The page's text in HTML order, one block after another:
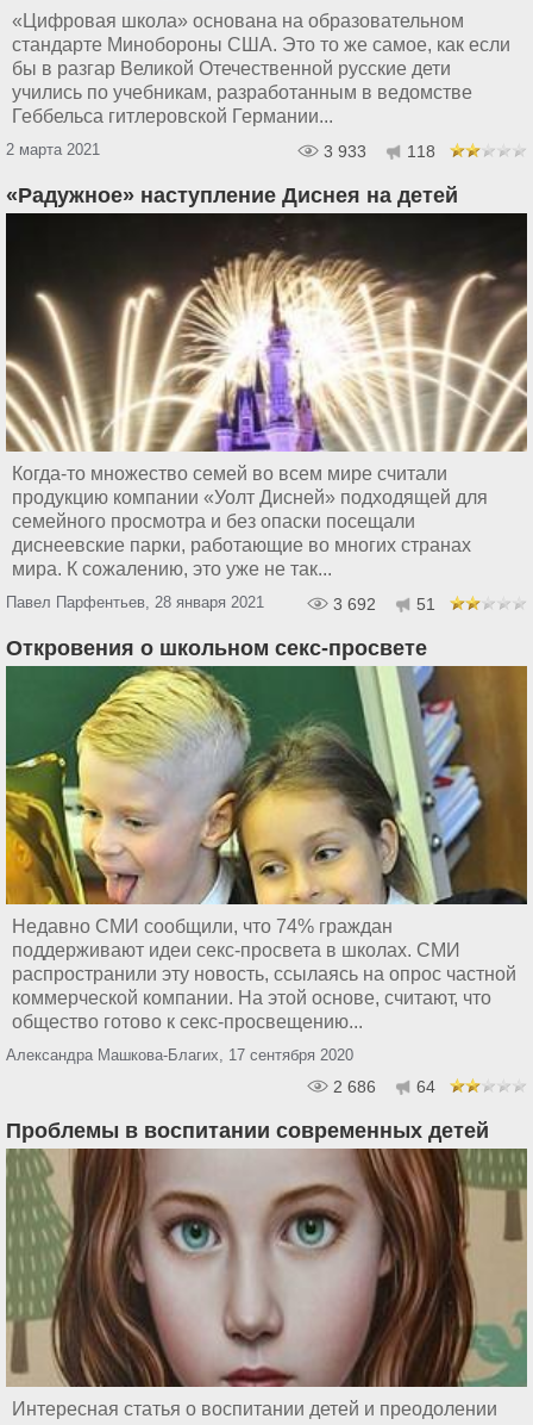
«Цифровая школа» основана на образовательном
стандарте Минобороны США. Это то же самое, как если
бы в разгар Великой Отечественной русские дети
учились по учебникам, разработанным в ведомстве
Геббельса гитлеровской Германии...
2 марта 2021 3 933 118
«Радужное» наступление Диснея на детей
Когда-то множество семей во всем мире считали
продукцию компании «Уолт Дисней» подходящей для
семейного просмотра и без опаски посещали
диснеевские парки, работающие во многих странах
мира. К сожалению, это уже не так...
Павел Парфентьев, 28 января 2021 3 692 51
Откровения о школьном секс-просвете
Недавно СМИ сообщили, что 74% граждан
поддерживают идеи секс-просвета в школах. СМИ
распространили эту новость, ссылаясь на опрос частной
коммерческой компании. На этой основе, считают, что
общество готово к секс-просвещению...
Александра Машкова-Благих, 17 сентября 2020
2 686 64
Проблемы в воспитании современных детей
Интересная статья о воспитании детей и преодолении